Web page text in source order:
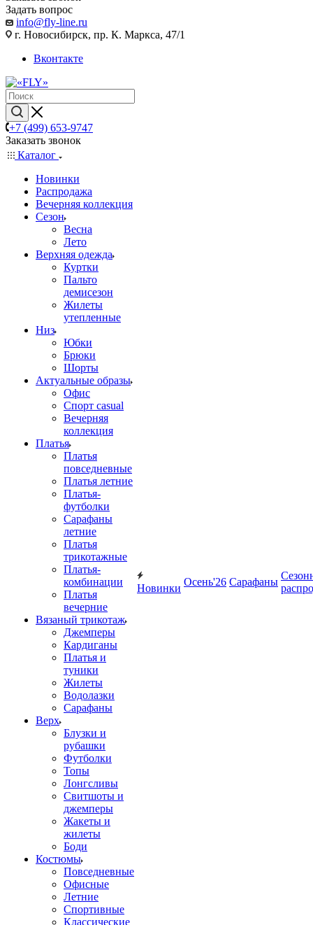
Задать вопрос
info@fly-line.ru
г. Новосибирск, пр. К. Маркса, 47/1
Вконтакте
+7 (499) 653-9747
Заказать звонок
Каталог
Новинки
Распродажа
Вечерняя коллекция
Сезон
Весна
Лето
Верхняя одежда
Куртки
Пальто
демисезон
Жилеты
утепленные
Низ
Юбки
Брюки
Шорты
Актуальные образы
Офис
Спорт casual
Вечерняя
коллекция
Платья
Платья
повседневные
Платья летние
Платья-
футболки
Сарафаны
летние
Платья
трикотажные
Платья-
комбинации
Платья
вечерние
Вязаный трикотаж
Джемперы
Кардиганы
Платья и
туники
Жилеты
Водолазки
Сарафаны
Верх
Блузки и
рубашки
Футболки
Топы
Лонгсливы
Свитшоты и
джемперы
Жакеты и
жилеты
Боди
Костюмы
Повседневные
Офисные
Летние
Спортивные
Классические
Новинки
Осень'26 Сарафаны